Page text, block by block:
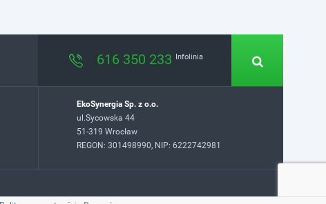
616 350 233 Infolinia
EkoSynergia Sp. z o.o.
ul.Sycowska 44
51-319 Wrocław
REGON: 301498990, NIP: 6222742981